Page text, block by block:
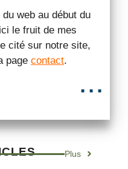
web au début du
le fruit de mes
cité sur notre site,
page contact.
...
Plus